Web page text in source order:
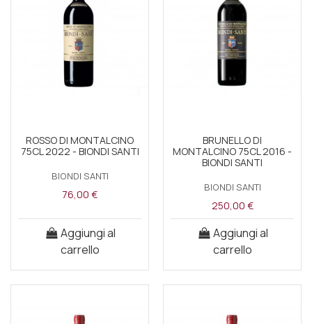
ROSSO DI MONTALCINO
75CL 2022 - BIONDI SANTI
BIONDI SANTI
76,00 €
Aggiungi al
carrello
BRUNELLO DI
MONTALCINO 75CL 2016 -
BIONDI SANTI
BIONDI SANTI
250,00 €
Aggiungi al
carrello